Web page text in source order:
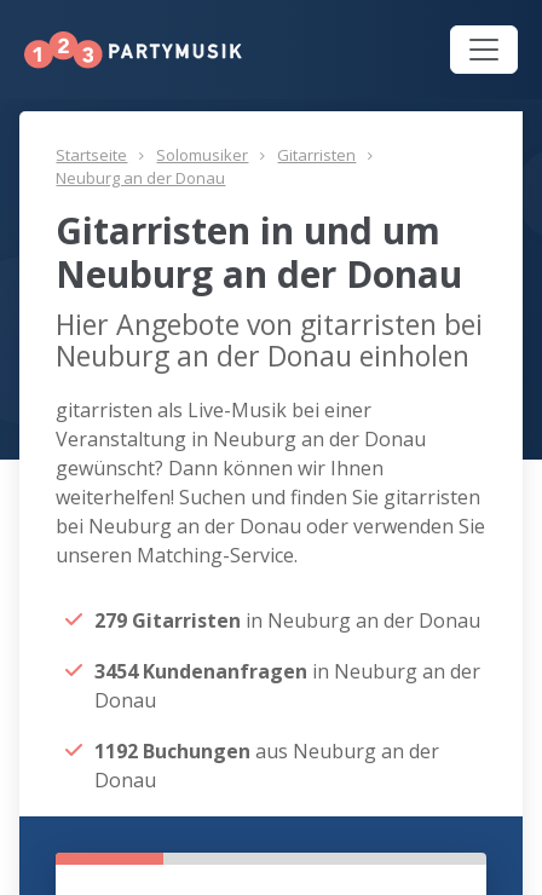
Startseite Solomusiker
Gitarristen
Neuburg an der Donau
Gitarristen in und um
Neuburg an der Donau
Hier Angebote von gitarristen bei
Neuburg an der Donau einholen
gitarristen als Live-Musik bei einer
Veranstaltung in Neuburg an der Donau
gewünscht? Dann können wir Ihnen
weiterhelfen! Suchen und finden Sie gitarristen
bei Neuburg an der Donau oder verwenden Sie
unseren Matching-Service.
279 Gitarristen in Neuburg an der Donau
3454 Kundenanfragen in Neuburg an der
Donau
1192 Buchungen aus Neuburg an der
Donau